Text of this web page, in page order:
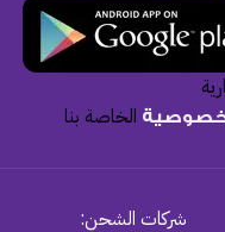
الخاصة بنا
شركات الشحن: